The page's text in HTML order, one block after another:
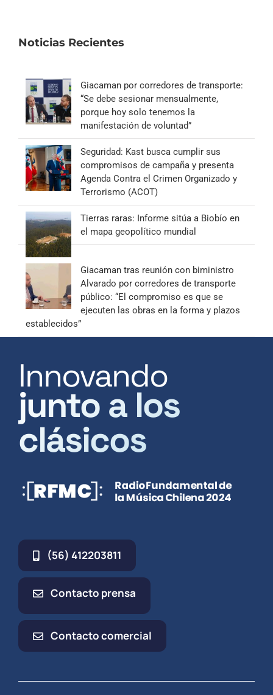
Noticias Recientes
Giacaman por corredores de transporte:
“Se debe sesionar mensualmente,
porque hoy solo tenemos la
manifestación de voluntad”
Seguridad: Kast busca cumplir sus
compromisos de campaña y presenta
Agenda Contra el Crimen Organizado y
Terrorismo (ACOT)
Tierras raras: Informe sitúa a Biobío en
el mapa geopolítico mundial
Giacaman tras reunión con biministro
Alvarado por corredores de transporte
público: “El compromiso es que se
ejecuten las obras en la forma y plazos
establecidos”
Innovando
junto a los
clásicos
(56) 412203811
Contacto prensa
Contacto comercial